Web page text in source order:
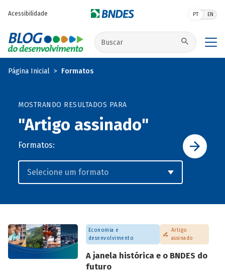
Acessibilidade PT EN
Buscar no site
Página Inicial Formatos
MOSTRANDO RESULTADOS PARA
"Artigo assinado"
Formatos:
Economia e
desenvolvimento
Artigo
assinado
A janela histórica e o BNDES do
futuro